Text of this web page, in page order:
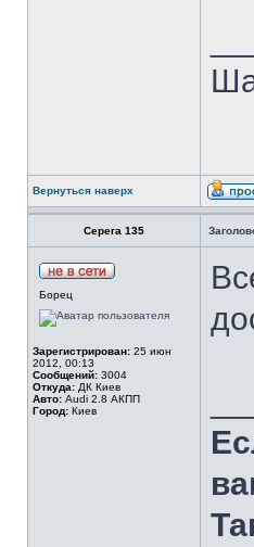
Вернуться наверх
Серега 135
Борец
Зарегистрирован: 25 июн
2012, 00:13
Сообщений: 3004
Откуда: ДК Киев
Авто: Audi 2.8 АКПП
Город: Киев